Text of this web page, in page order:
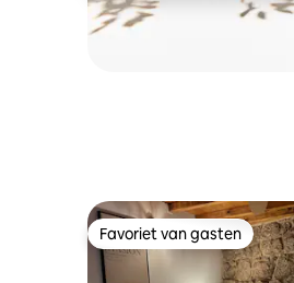
Favoriet van gasten
Favoriet van gasten